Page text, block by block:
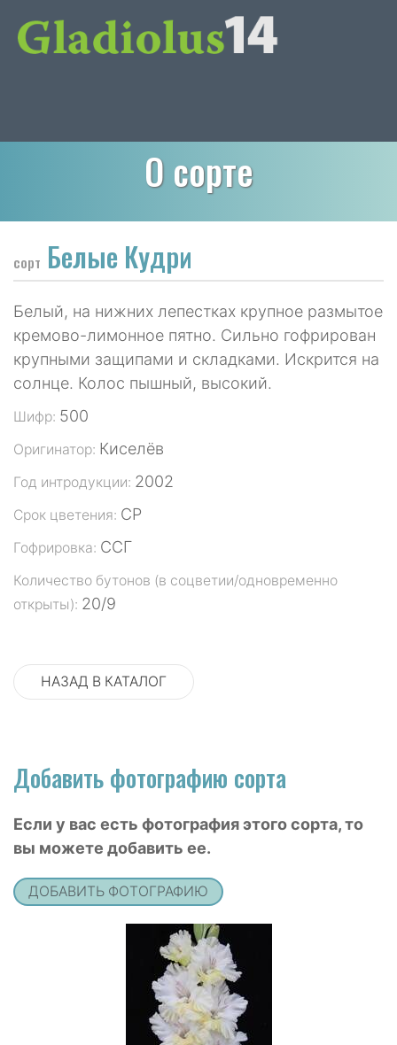
О сорте
сорт Белые Кудри
Белый, на нижних лепестках крупное размытое
кремово-лимонное пятно. Сильно гофрирован
крупными защипами и складками. Искрится на
солнце. Колос пышный, высокий.
Шифр: 500
Оригинатор: Киселёв
Год интродукции: 2002
Срок цветения: СР
Гофрировка: ССГ
Количество бутонов (в соцветии/одновременно
открыты): 20/9
НАЗАД В КАТАЛОГ
Добавить фотографию сорта
Если у вас есть фотография этого сорта, то
вы можете добавить ее.
ДОБАВИТЬ ФОТОГРАФИЮ